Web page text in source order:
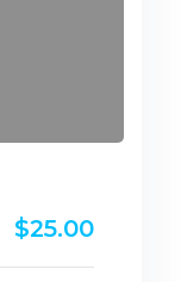
$25.00